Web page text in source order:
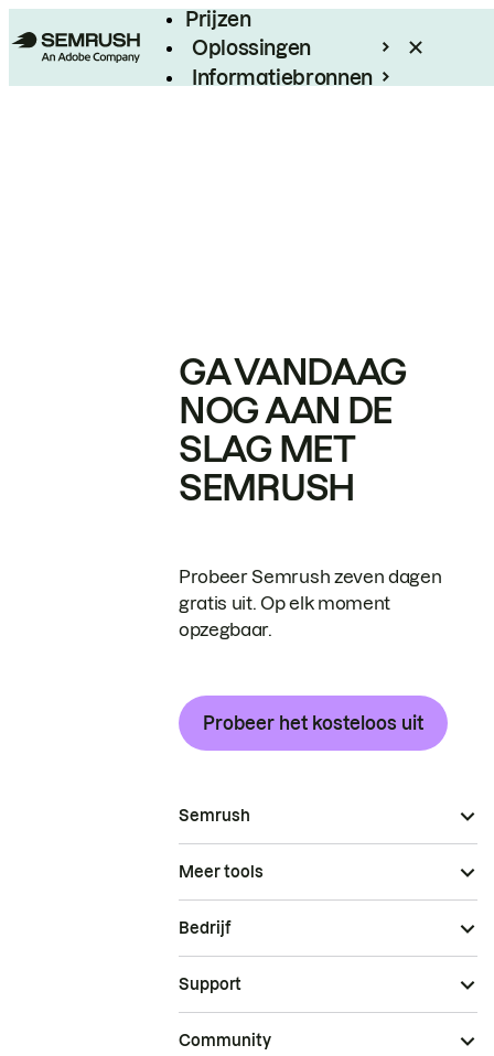
Prijzen
Oplossingen
Informatiebronnen
GA VANDAAG
NOG AAN DE
SLAG MET
SEMRUSH
Probeer Semrush zeven dagen
gratis uit. Op elk moment
opzegbaar.
Probeer het kosteloos uit
Semrush
Meer tools
Bedrijf
Support
Community